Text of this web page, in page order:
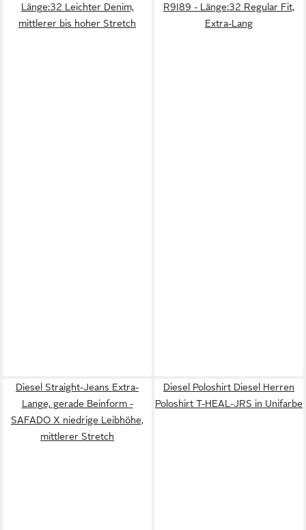
Länge:32 Leichter Denim,
mittlerer bis hoher Stretch
R9I89 - Länge:32 Regular Fit,
Extra-Lang
Diesel Straight-Jeans Extra-
Lange, gerade Beinform -
SAFADO X niedrige Leibhöhe,
mittlerer Stretch
Diesel Poloshirt Diesel Herren
Poloshirt T-HEAL-JRS in Unifarbe